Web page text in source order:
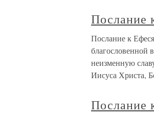
Послание
Послание к
благословенной
неизменную
Иисуса Христа,
Послание